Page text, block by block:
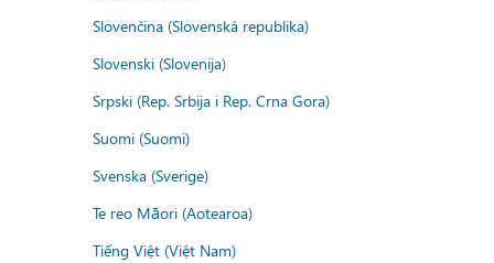
Slovenčina (Slovenská republika)
Slovenski (Slovenija)
Srpski (Rep. Srbija i Rep. Crna Gora)
Suomi (Suomi)
Svenska (Sverige)
Te reo Māori (Aotearoa)
Tiếng Việt (Việt Nam)